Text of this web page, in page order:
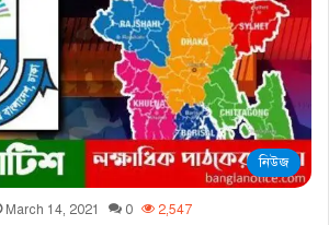
নিউজ
March 14, 2021 0 2,547